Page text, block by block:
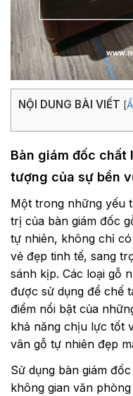
NỘI DUNG BÀI VIẾT [
Bàn giám đốc chất
tượng của sự bền
Một trong những yếu
trị của bàn giám đốc
tự nhiên, không chỉ
vẻ đẹp tinh tế, sang
sánh kịp. Các loại gỗ
được sử dụng để chế
điểm nổi bật của
khả năng chịu lực tốt
vân gỗ tự nhiên đẹp
Sử dụng bàn giám
không gian văn